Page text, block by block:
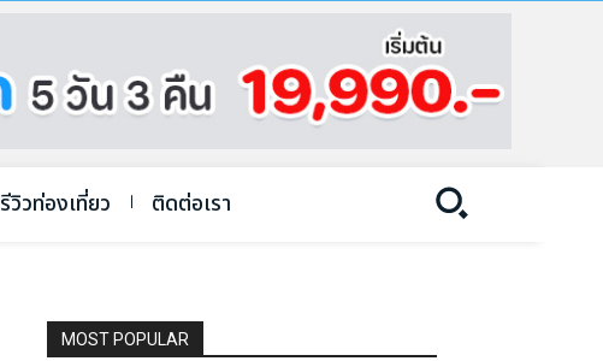
รีวิวท่องเที่ยว ติดต่อเรา
MOST POPULAR